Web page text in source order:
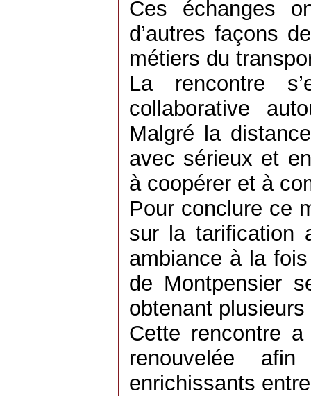
Ces échanges
d’autres façons
métiers du
La rencontre
collaborative
Malgré la
avec sérieux et
à coopérer et à
Pour conclure ce
sur la tarification
ambiance à la
de Montpensier
obtenant
Cette rencontre
renouvelée
enrichissants